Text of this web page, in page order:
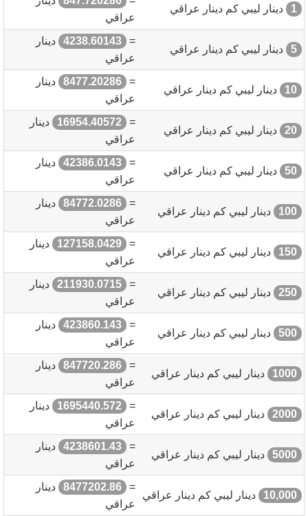
1 دينار ليبي كم دينار عراقي
عراقي
5 دينار ليبي كم دينار عراقي
=
4238.60143
دينار
عراقي
10 دينار ليبي كم دينار عراقي
=
8477.20286
دينار
عراقي
20 دينار ليبي كم دينار عراقي
=
16954.40572
دينار
عراقي
50 دينار ليبي كم دينار عراقي
=
42386.0143
دينار
عراقي
100 دينار ليبي كم دينار عراقي
=
84772.0286
دينار
عراقي
150 دينار ليبي كم دينار عراقي
=
127158.0429
دينار
عراقي
250 دينار ليبي كم دينار عراقي
=
211930.0715
دينار
عراقي
500 دينار ليبي كم دينار عراقي
=
423860.143
دينار
عراقي
1000 دينار ليبي كم دينار عراقي
=
847720.286
دينار
عراقي
2000 دينار ليبي كم دينار عراقي
=
1695440.572
دينار
عراقي
5000 دينار ليبي كم دينار عراقي
=
4238601.43
دينار
عراقي
10,000 دينار ليبي كم دينار عراقي
=
8477202.86
دينار
عراقي